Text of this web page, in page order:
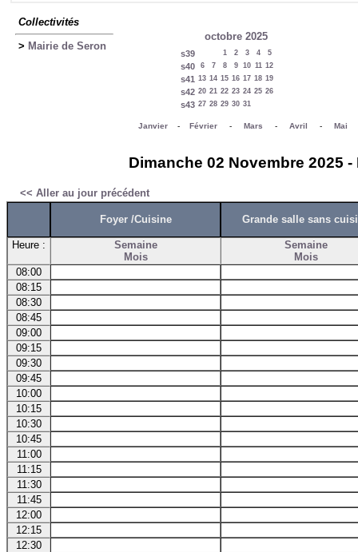
Collectivités
> Mairie de Seron
octobre 2025
s39 1 2 3 4 5
s40 6 7 8 9 10 11 12
s41 13 14 15 16 17 18 19
s42 20 21 22 23 24 25 26
s43 27 28 29 30 31
Janvier- Février- Mars - Avril - Mai
Dimanche 02 Novembre 2025
<< Aller au jour précédent
Foyer /Cuisine Grande salle sans
Heure :
Semaine
Mois
Semaine
Mois
08:00
08:15
08:30
08:45
09:00
09:15
09:30
09:45
10:00
10:15
10:30
10:45
11:00
11:15
11:30
11:45
12:00
12:15
12:30